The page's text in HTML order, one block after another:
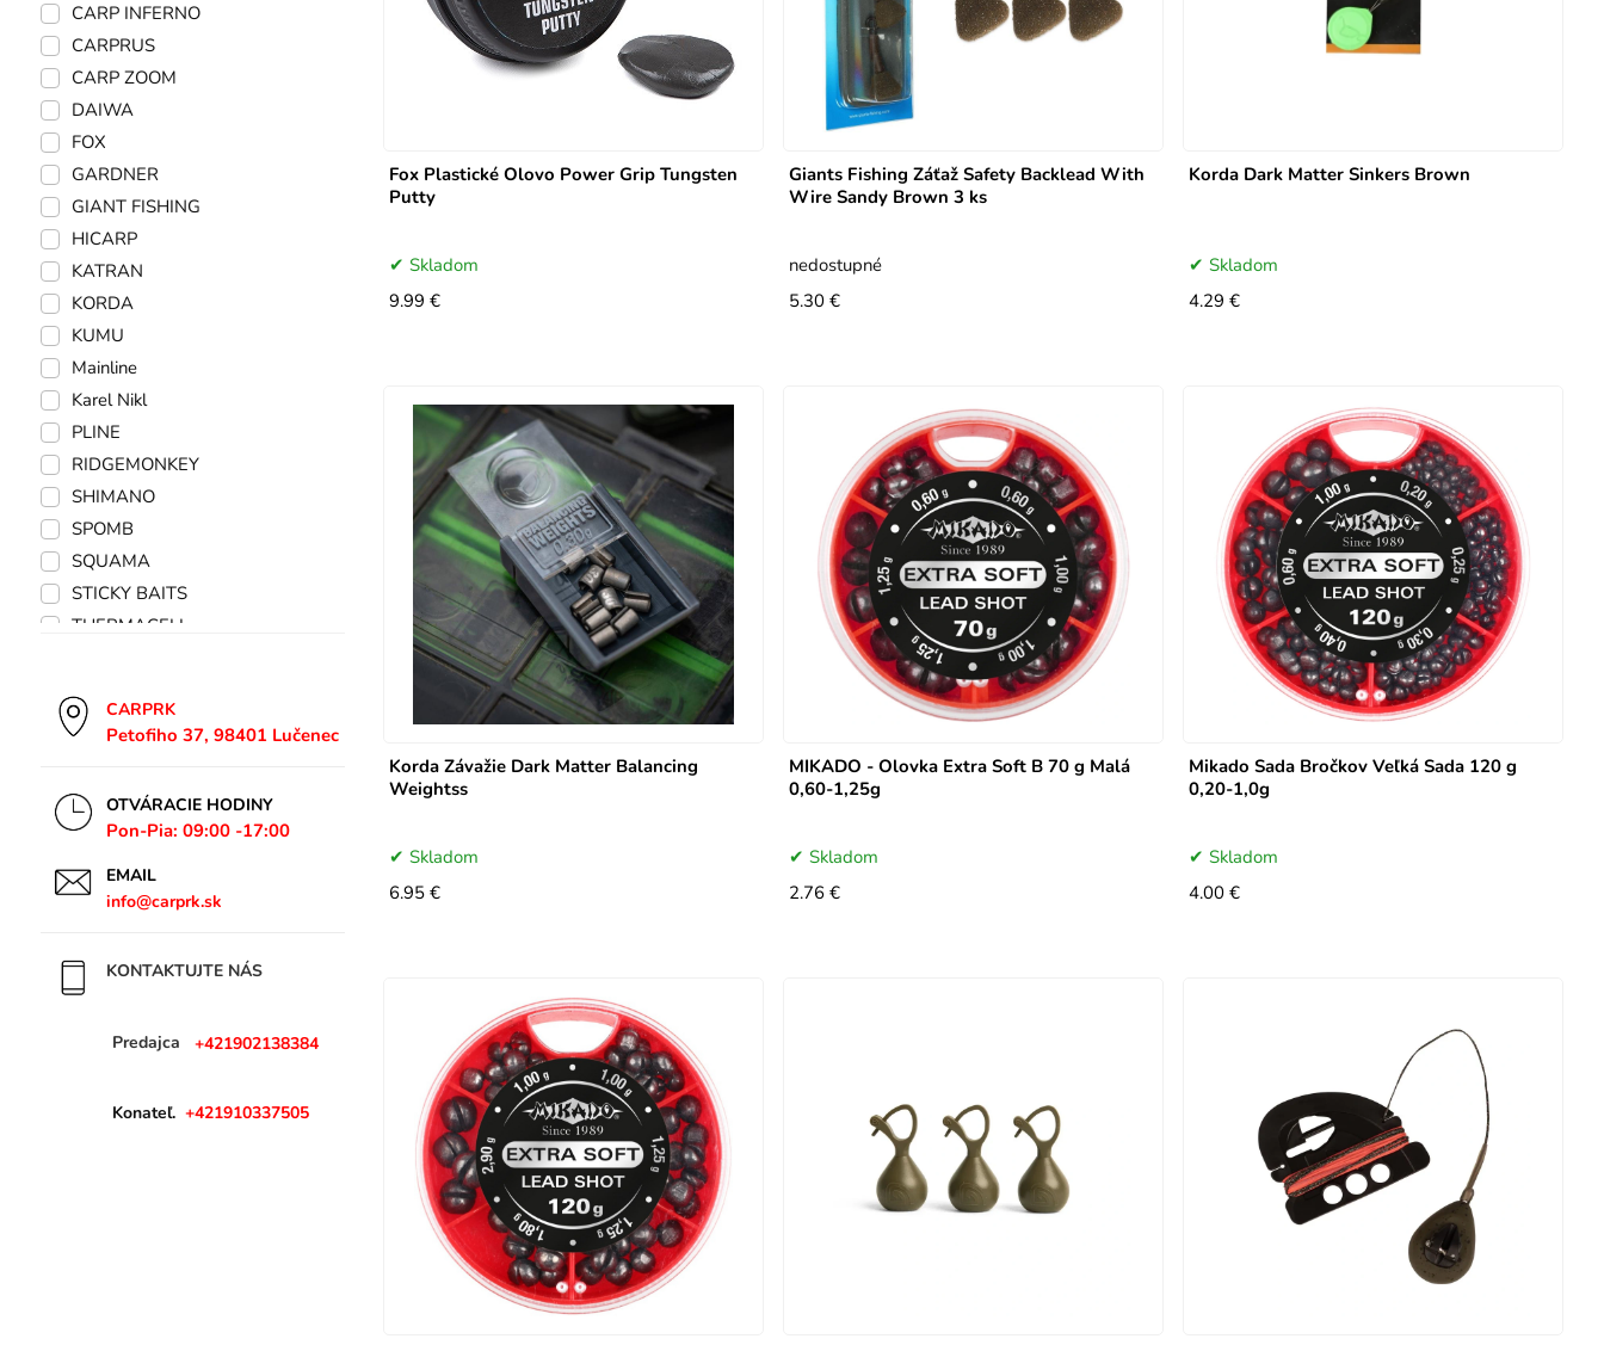
CARP INFERNO
CARPRUS
CARP ZOOM
DAIWA
FOX
GARDNER
GIANT FISHING
HICARP
KATRAN
KORDA
KUMU
Mainline
Karel Nikl
PLINE
RIDGEMONKEY
SHIMANO
SPOMB
SQUAMA
STICKY BAITS
THERMACELL
TRAKKER
Giant Fishing
MATRIX
TIMARMIX
MIKADO
DELPHIN
LEDLENSER
MIVARDI
CARPRK
Petofiho 37, 98401 Lučenec
OTVÁRACIE HODINY
Pon-Pia: 09:00 -17:00
EMAIL
info@carprk.sk
KONTAKTUJTE NÁS
Predajca +421902138384
Konateľ. +421910337505
Fox Plastické Olovo Power Grip Tungsten
Putty
Skladom
9.99 €
Giants Fishing Záťaž Safety Backlead With
Wire Sandy Brown 3 ks
nedostupné
5.30 €
Korda Dark Matter Sinkers Brown
Skladom
4.29 €
Korda Závažie Dark Matter Balancing
Weightss
Skladom
6.95 €
MIKADO - Olovka Extra Soft B 70 g Malá
0,60-1,25g
Skladom
2.76 €
Mikado Sada Bročkov Veľká Sada 120 g
0,20-1,0g
Skladom
4.00 €